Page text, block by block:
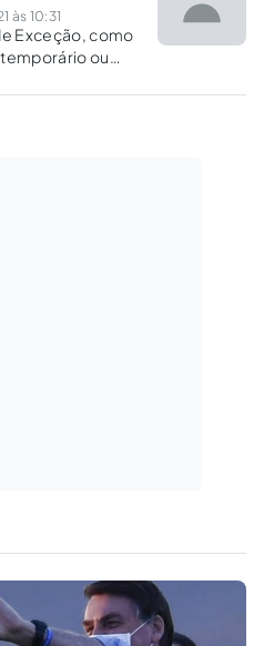
às 10:31
Exceção, como
ou
deve estar